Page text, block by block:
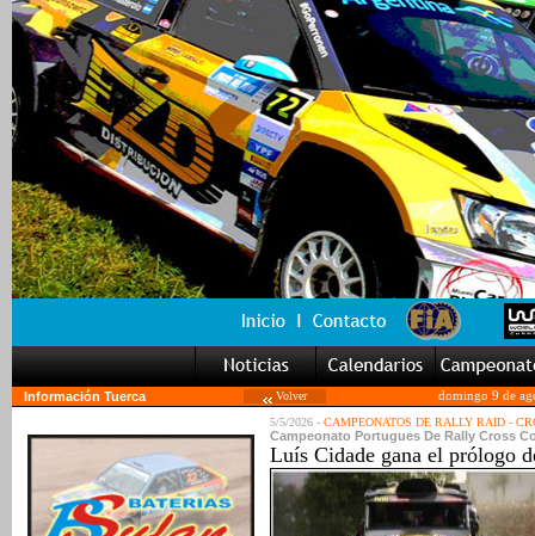
Información Tuerca Volver
domingo 9 de
5/5/2026 - CAMPEONATOS DE RALLY RAID -
Campeonato Portugues De Rally Cross
Luís Cidade gana el prólogo